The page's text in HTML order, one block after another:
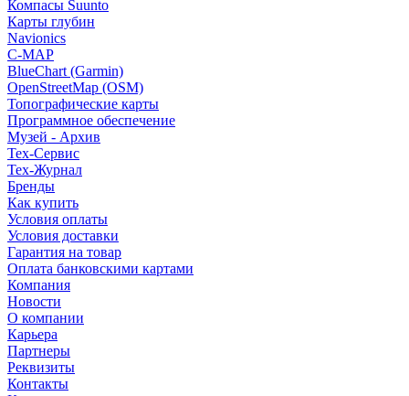
Компасы Suunto
Карты глубин
Navionics
C-MAP
BlueChart (Garmin)
OpenStreetMap (OSM)
Топографические карты
Программное обеспечение
Музей - Архив
Tex-Сервис
Тех-Журнал
Бренды
Как купить
Условия оплаты
Условия доставки
Гарантия на товар
Оплата банковскими картами
Компания
Новости
О компании
Карьера
Партнеры
Реквизиты
Контакты